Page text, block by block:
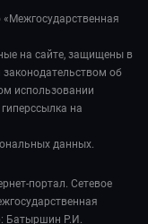
на сайте, защищены в
об
использовании
на
данных.
портал. Сетевое
Батыршин Р.И.